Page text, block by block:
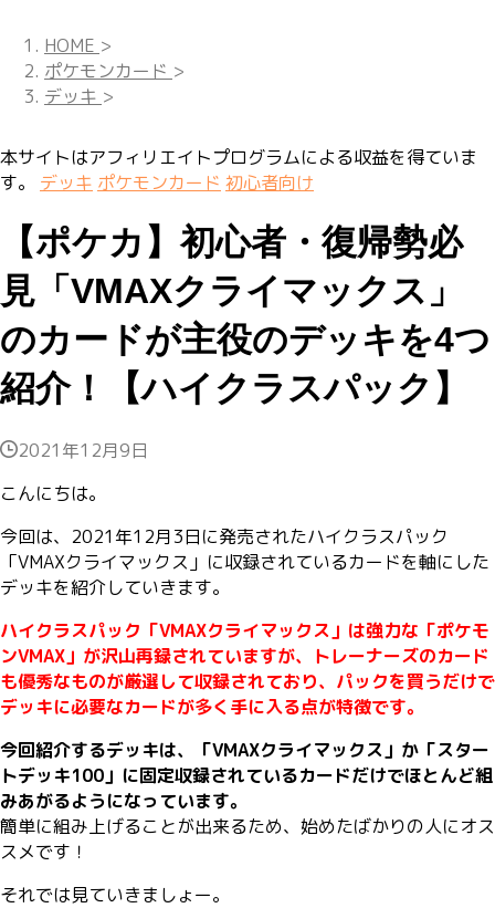
HOME >
ポケモンカード >
デッキ >
本サイトはアフィリエイトプログラムによる収益を得ていま
す。
デッキ ポケモンカード 初心者向け
【ポケカ】初心者・復帰勢必
見「VMAXクライマックス」
のカードが主役のデッキを4つ
紹介！【ハイクラスパック】
2021年12月9日
こんにちは。
今回は、2021年12月3日に発売されたハイクラスパック
「VMAXクライマックス」に収録されているカードを軸にした
デッキを紹介していきます。
ハイクラスパック「VMAXクライマックス」は強力な「ポケモ
ンVMAX」が沢山再録されていますが、トレーナーズのカード
も優秀なものが厳選して収録されており、パックを買うだけで
デッキに必要なカードが多く手に入る点が特徴です。
今回紹介するデッキは、「VMAXクライマックス」か「スター
トデッキ100」に固定収録されているカードだけでほとんど組
みあがるようになっています。
簡単に組み上げることが出来るため、始めたばかりの人にオス
スメです！
それでは見ていきましょー。